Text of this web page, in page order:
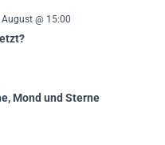
@ 15:00
Mond und Sterne